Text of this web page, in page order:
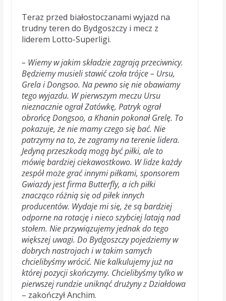
Teraz przed białostoczanami wyjazd na
trudny teren do Bydgoszczy i mecz z
liderem Lotto-Superligi.
– Wiemy w jakim składzie zagrają przeciwnicy.
Będziemy musieli stawić czoła trójce – Ursu,
Grela i Dongsoo. Na pewno się nie obawiamy
tego wyjazdu. W pierwszym meczu Ursu
nieznacznie ograł Zatówkę, Patryk ograł
obrońcę Dongsoo, a Khanin pokonał Grelę. To
pokazuje, że nie mamy czego się bać. Nie
patrzymy na to, że zagramy na terenie lidera.
Jedyną przeszkodą mogą być piłki, ale to
mówię bardziej ciekawostkowo. W lidze każdy
zespół może grać innymi piłkami, sponsorem
Gwiazdy jest firma Butterfly, a ich piłki
znacząco różnią się od piłek innych
producentów. Wydaje mi się, że są bardziej
odporne na rotację i nieco szybciej latają nad
stołem. Nie przywiązujemy jednak do tego
większej uwagi. Do Bydgoszczy pojedziemy w
dobrych nastrojach i w takim samych
chcielibyśmy wrócić. Nie kalkulujemy już na
której pozycji skończymy. Chcielibyśmy tylko w
pierwszej rundzie uniknąć drużyny z Działdowa
– zakończył Anchim.